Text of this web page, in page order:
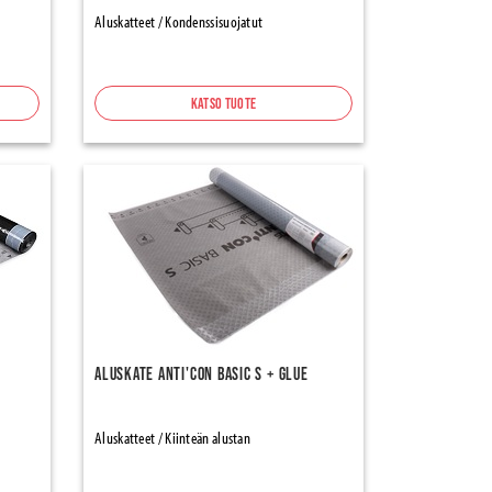
Aluskatteet / Kondenssisuojatut
Katso tuote
Aluskate Anti'con Basic S + Glue
Aluskatteet / Kiinteän alustan